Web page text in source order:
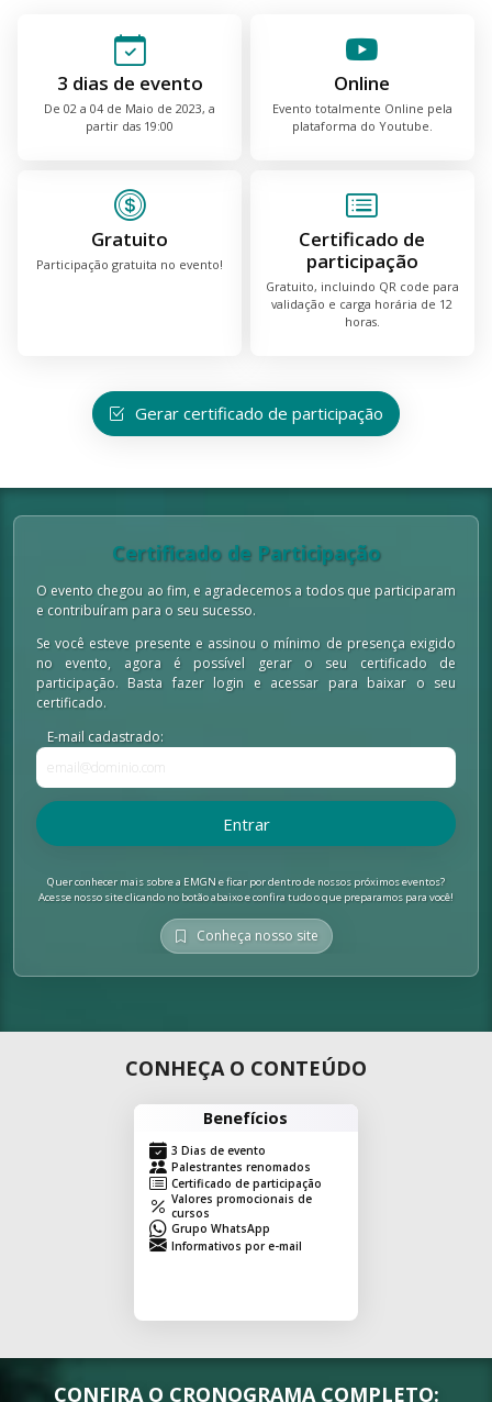
3 dias de evento
De 02 a 04 de Maio de 2023, a
partir das 19:00
Online
Evento totalmente Online pela
plataforma do Youtube.
Gratuito
Participação gratuita no evento!
Certificado de
participação
Gratuito, incluindo QR code para
validação e carga horária de 12
horas.
Gerar certificado de participação
Certificado de Participação
O evento chegou ao fim, e agradecemos a todos que participaram
e contribuíram para o seu sucesso.
Se você esteve presente e assinou o mínimo de presença exigido
no evento, agora é possível gerar o seu certificado de
participação. Basta fazer login e acessar para baixar o seu
certificado.
E-mail cadastrado:
Entrar
Quer conhecer mais sobre a EMGN e ficar por dentro de nossos próximos eventos?
Acesse nosso site clicando no botão abaixo e confira tudo o que preparamos para você!
Conheça nosso site
CONHEÇA O CONTEÚDO
Benefícios
3 Dias de evento
Palestrantes renomados
Certificado de participação
Valores promocionais de
cursos
Grupo WhatsApp
Informativos por e-mail
CONFIRA O CRONOGRAMA COMPLETO: